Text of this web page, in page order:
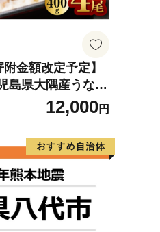
金額改定予定】
島県大隅産うなぎ
KN007-023
12,000円